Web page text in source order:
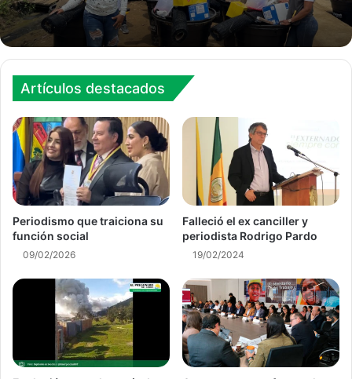
Artículos destacados
Periodismo que traiciona su
función social
09/02/2026
Falleció el ex canciller y
periodista Rodrigo Pardo
19/02/2024